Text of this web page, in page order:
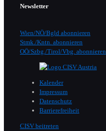
Newsletter
Wien/NÖ/Bgld abonnieren
Stmk./Kntn. abonnieren
OÖ/Szbg./Tirol/Vbg. abonnieren
Kalender
Impressum
Datenschutz
Barrierefreiheit
CISV beitreten